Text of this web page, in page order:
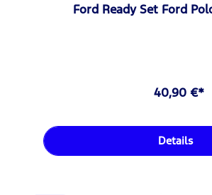
Ford Ready Set Ford
40,90 €*
Details